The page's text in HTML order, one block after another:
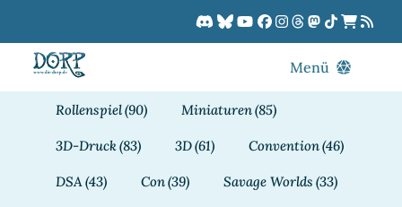
springen
Menü
Rollenspiel(90) Miniaturen(85)
3D-Druck(83) 3D(61) Convention(46)
DSA (43) Con(39) Savage Worlds (33)